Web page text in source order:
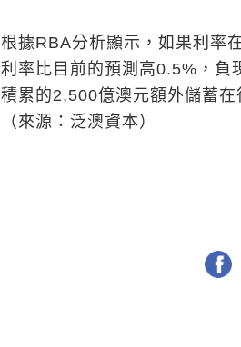
根據RBA分析顯示，如果利率
利率比目前的預測高0.5%，負
積累的2,500億澳元額外儲蓄在
（來源：泛澳資本）